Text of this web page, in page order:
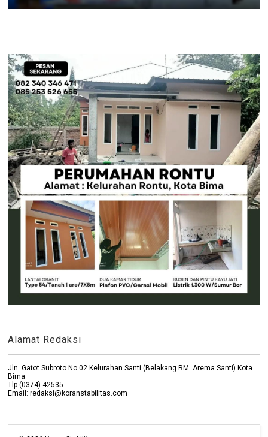
Alamat Redaksi
Jln. Gatot Subroto No.02 Kelurahan Santi (Belakang RM. Arema Santi) Kota
Bima
Tlp (0374) 42535
Email: redaksi@koranstabilitas.com